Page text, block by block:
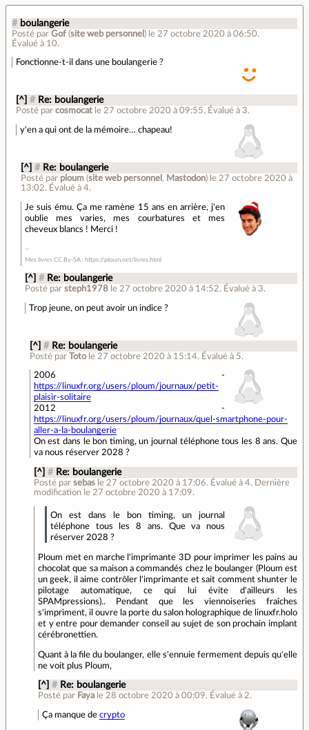
# boulangerie
Posté par Gof (site web personnel ) le 27 octobre 2020 à 06:50.
Évalué à 10.
Fonctionne-t-il dans une boulangerie ?
[^] # Re: boulangerie
Posté parcosmocat le 27 octobre 2020 à 09:55. Évalué à 3.
y'en a qui ont de la mémoire… chapeau!
[^] # Re: boulangerie
Posté par ploum(site web personnel , Mastodon) le 27 octobre 2020 à
13:02. Évalué à 4.
Je suis ému. Ça me ramène 15 ans en arrière, j'en
oublie mes varies, mes courbatures et mes
cheveux blancs ! Merci !
Mes livres CC By-SA : https://ploum.net/livres.html
[^] # Re: boulangerie
Posté parsteph1978 le 27 octobre 2020 à 14:52. Évalué à 3.
Trop jeune, on peut avoir un indice ?
[^] # Re: boulangerie
Posté par Toto le 27 octobre 2020 à 15:14. Évalué à 5.
2006 -
https://linuxfr.org/users/ploum/journaux/petit-
plaisir-solitaire
2012 -
https://linuxfr.org/users/ploum/journaux/quel-smartphone-pour-
aller-a-la-boulangerie
On est dans le bon timing, un journal téléphone tous les 8 ans. Que
va nous réserver 2028 ?
[^] # Re: boulangerie
Posté par sebas le 27 octobre 2020 à 17:06. Évalué à 4. Dernière
modification le 27 octobre 2020 à 17:09.
On est dans le bon timing, un journal
téléphone tous les 8 ans. Que va nous
réserver 2028 ?
Ploum met en marche l'imprimante 3D pour imprimer les pains au
chocolat que sa maison a commandés chez le boulanger (Ploum est
un geek, il aime contrôler l'imprimante et sait comment shunter le
pilotage automatique, ce qui lui évite d'ailleurs les
SPAMpressions).. Pendant que les viennoiseries fraîches
s'impriment, il ouvre la porte du salon holographique de linuxfr.holo
et y entre pour demander conseil au sujet de son prochain implant
cérébronettien.
Quant à la file du boulanger, elle s'ennuie fermement depuis qu'elle
ne voit plus Ploum,
[^] # Re: boulangerie
Posté par Faya le 28 octobre 2020 à 00:09. Évalué à 2.
Ça manque decrypto